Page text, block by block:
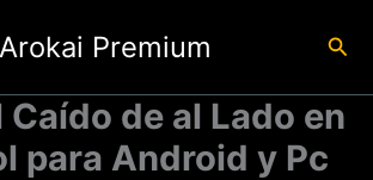
Arokai Premium
Caído de al Lado en
para Android y Pc